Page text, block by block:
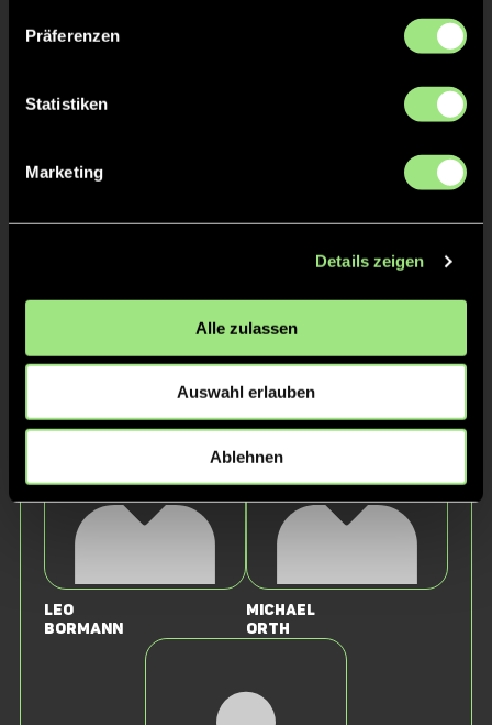
Präferenzen
Statistiken
Marketing
Details zeigen
Alle zulassen
Auswahl erlauben
Ablehnen
D.
Leo
Bormann
Michael
Orth